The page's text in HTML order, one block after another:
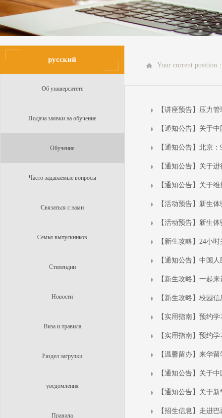
русский
Об университете
Подача заявки на обучение
Обучение
Часто задаваемые вопросы
Связаться с нами
Семья выпускников
Стипендии
Новости
Виза и правила
Раздел загрузки
уведомления
Правила
Your current position
【讲座预告】压力
【通知公告】关于
【通知公告】北京
【通知公告】关于
【通知公告】关于
【活动预告】新生
【活动预告】新生
【新生攻略】24小
【通知公告】中国
【新生攻略】一起
【新生攻略】校园
【实用指南】预约
【实用指南】预约
【温馨留办】来华
【通知公告】关于
【通知公告】关于
【招生信息】走进